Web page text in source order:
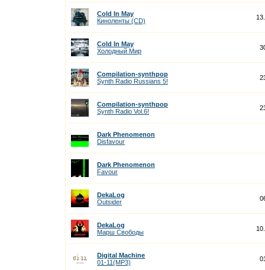
Cold In May
Киноленты (CD)
Cold In May
Холодный Мир
Compilation-synthpop
Synth Radio Russians 5!
Compilation-synthpop
Synth Radio Vol.6!
Dark Phenomenon
Disfavour
Dark Phenomenon
Favour
DekaLog
Outsider
DekaLog
Марш Свободы
Digital Machine
01-11(MP3)